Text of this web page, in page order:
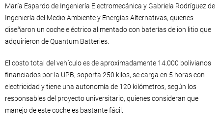
María Espardo de Ingeniería Electromecánica y Gabriela Rodríguez de
Ingeniería del Medio Ambiente y Energías Alternativas, quienes
diseñaron un coche eléctrico alimentado con baterías de ion litio que
adquirieron de Quantum Batteries.
El costo total del vehículo es de aproximadamente 14.000 bolivianos
financiados por la UPB, soporta 250 kilos, se carga en 5 horas con
electricidad y tiene una autonomía de 120 kilómetros, según los
responsables del proyecto universitario, quienes consideran que
manejo de este coche es bastante fácil.